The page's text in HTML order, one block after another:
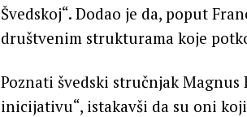
Švedskoj“. Dodao je da, poput
društvenim strukturama koje
Poznati švedski stručnjak Magnus
inicijativu“, istakavši da su oni